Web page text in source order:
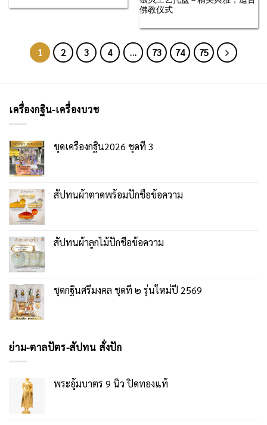
佛教仪式
1 2 3 4 … 73 74 75
เครื่องกฐิน-เครื่องบวช
ชุดเครื่องกฐิน2026 ชุดที่ 3
สัปทนผ้าตาดพร้อมปักชื่อข้อความ
สัปทนผ้าลูกไม้ปักชื่อข้อความ
ชุดกฐินศรีมงคล ชุดที่ ๒ รุ่นใหม่ปี 2569
ย่าม-ตาลปัตร-สัปทน สั่งปัก
พระอุ้มบาตร 9 นิ้ว ปิดทองแท้